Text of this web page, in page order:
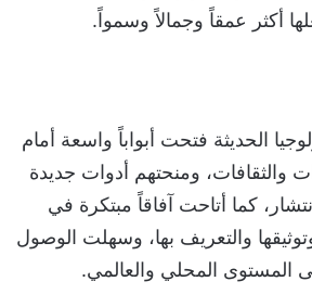
أكثر عمقاً وجمالاً وسمواً.
الحديثة فتحت أبواباً واسعة أمام
والثقافات، ومنحتهم أدوات جديدة
كما أتاحت آفاقاً مبتكرة في
وتوثيقها والتعريف بها، وسهلت الوصول
المستوى المحلي والعالمي.